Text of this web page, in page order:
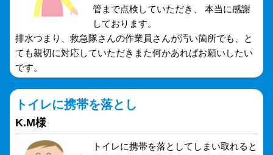
管まで点検していただき、 本当に感謝
しております。
排水つまり、救急隊さんの作業員さんが汚い箇所でも、と
ても親切に対応していただきまた何かあればお願いしたい
です。
トイレに携帯を落とし
K.M様
トイレに携帯を落としてしまい取れると